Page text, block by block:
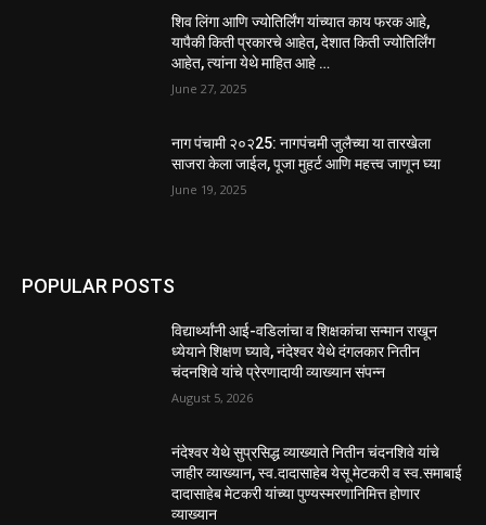
शिव लिंगा आणि ज्योतिर्लिंग यांच्यात काय फरक आहे,
यापैकी किती प्रकारचे आहेत, देशात किती ज्योतिर्लिंग
आहेत, त्यांना येथे माहित आहे …
June 27, 2025
नाग पंचामी २०२25: नागपंचमी जुलैच्या या तारखेला
साजरा केला जाईल, पूजा मुहर्ट आणि महत्त्व जाणून घ्या
June 19, 2025
POPULAR POSTS
विद्यार्थ्यांनी आई-वडिलांचा व शिक्षकांचा सन्मान राखून
ध्येयाने शिक्षण घ्यावे, नंदेश्वर येथे दंगलकार नितीन
चंदनशिवे यांचे प्रेरणादायी व्याख्यान संपन्न
August 5, 2026
नंदेश्वर येथे सुप्रसिद्ध व्याख्याते नितीन चंदनशिवे यांचे
जाहीर व्याख्यान, स्व.दादासाहेब येसू मेटकरी व स्व.समाबाई
दादासाहेब मेटकरी यांच्या पुण्यस्मरणानिमित्त होणार
व्याख्यान